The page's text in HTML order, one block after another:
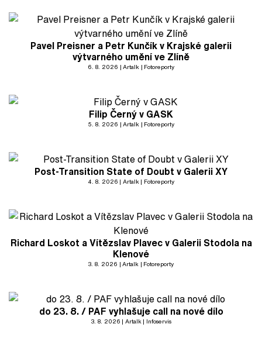
Pavel Preisner a Petr Kunčík v Krajské galerii
výtvarného umění ve Zlíně
6. 8. 2026 Artalk Fotoreporty
Filip Černý v GASK
5. 8. 2026 Artalk Fotoreporty
Post-Transition State of Doubt v Galerii XY
4. 8. 2026 Artalk Fotoreporty
Richard Loskot a Vítězslav Plavec v Galerii Stodola na
Klenové
3. 8. 2026 Artalk Fotoreporty
do 23. 8. / PAF vyhlašuje call na nové dílo
3. 8. 2026 Artalk Infoservis